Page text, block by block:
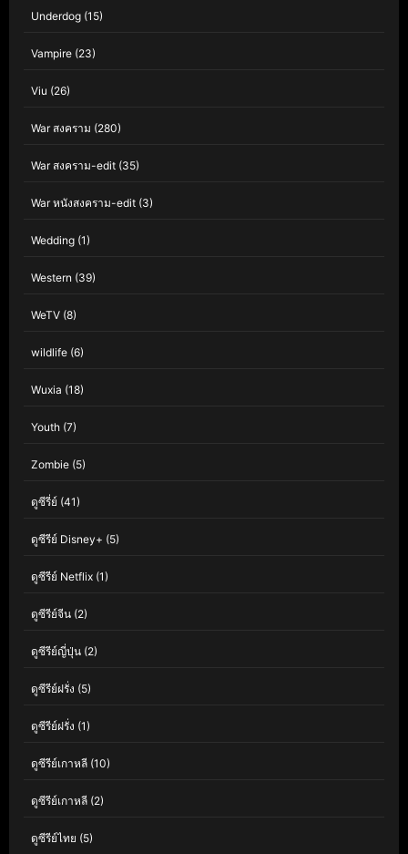
Underdog (15)
Vampire (23)
Viu (26)
War สงคราม (280)
War สงคราม-edit (35)
War หนังสงคราม-edit (3)
Wedding (1)
Western (39)
WeTV (8)
wildlife (6)
Wuxia (18)
Youth (7)
Zombie (5)
ดูซีรี่ย์ (41)
ดูซีรีย์ Disney+ (5)
ดูซีรีย์ Netflix (1)
ดูซีรีย์จีน (2)
ดูซีรีย์ญี่ปุ่น (2)
ดูซีรีย์ฝรั่ง (5)
ดูซีรีย์ฝรั่ง (1)
ดูซีรีย์เกาหลี (10)
ดูซีรีย์เกาหลี (2)
ดูซีรีย์ไทย (5)